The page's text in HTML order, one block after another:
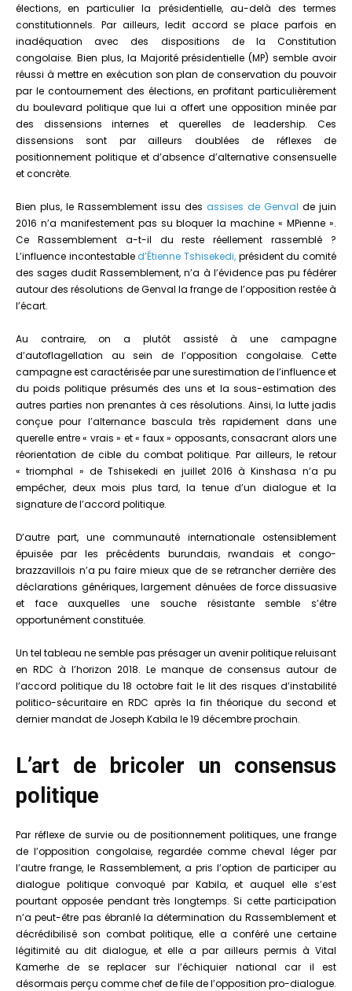
élections, en particulier la présidentielle, au-delà des termes
constitutionnels. Par ailleurs, ledit accord se place parfois en
inadéquation avec des dispositions de la Constitution
congolaise. Bien plus, la Majorité présidentielle (MP) semble avoir
réussi à mettre en exécution son plan de conservation du pouvoir
par le contournement des élections, en profitant particulièrement
du boulevard politique que lui a offert une opposition minée par
des dissensions internes et querelles de leadership. Ces
dissensions sont par ailleurs doublées de réflexes de
positionnement politique et d’absence d’alternative consensuelle
et concrète.
Bien plus, le Rassemblement issu des assises de Genval de juin
2016 n’a manifestement pas su bloquer la machine « MPienne ».
Ce Rassemblement a-t-il du reste réellement rassemblé ?
L’influence incontestabled’Étienne Tshisekedi, président du comité
des sages dudit Rassemblement, n’a à l’évidence pas pu fédérer
autour des résolutions de Genval la frange de l’opposition restée à
l’écart.
Au contraire, on a plutôt assisté à une campagne
d’autoflagellation au sein de l’opposition congolaise. Cette
campagne est caractérisée par une surestimation de l’influence et
du poids politique présumés des uns et la sous-estimation des
autres parties non prenantes à ces résolutions. Ainsi, la lutte jadis
conçue pour l’alternance bascula très rapidement dans une
querelle entre « vrais » et « faux » opposants, consacrant alors une
réorientation de cible du combat politique. Par ailleurs, le retour
« triomphal » de Tshisekedi en juillet 2016 à Kinshasa n’a pu
empêcher, deux mois plus tard, la tenue d’un dialogue et la
signature de l’accord politique.
D’autre part, une communauté internationale ostensiblement
épuisée par les précédents burundais, rwandais et congo-
brazzavillois n’a pu faire mieux que de se retrancher derrière des
déclarations génériques, largement dénuées de force dissuasive
et face auxquelles une souche résistante semble s’être
opportunément constituée.
Un tel tableau ne semble pas présager un avenir politique reluisant
en RDC à l’horizon 2018. Le manque de consensus autour de
l’accord politique du 18 octobre fait le lit des risques d’instabilité
politico-sécuritaire en RDC après la fin théorique du second et
dernier mandat de Joseph Kabila le 19 décembre prochain.
L’art de bricoler un consensus
politique
Par réflexe de survie ou de positionnement politiques, une frange
de l’opposition congolaise, regardée comme cheval léger par
l’autre frange, le Rassemblement, a pris l’option de participer au
dialogue politique convoqué par Kabila, et auquel elle s’est
pourtant opposée pendant très longtemps. Si cette participation
n’a peut-être pas ébranlé la détermination du Rassemblement et
décrédibilisé son combat politique, elle a conféré une certaine
légitimité au dit dialogue, et elle a par ailleurs permis à Vital
Kamerhe de se replacer sur l’échiquier national car il est
désormais perçu comme chef de file de l’opposition pro-dialogue.